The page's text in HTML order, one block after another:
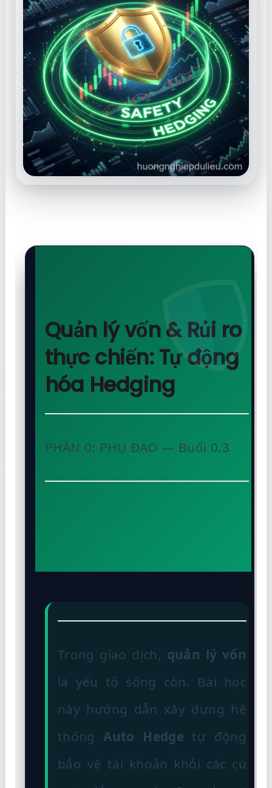
Quản lý vốn & Rủi ro
thực chiến: Tự động
hóa Hedging
PHẦN 0: PHỤ ĐẠO — Buổi 0.3
Trong giao dịch, quản lý vốn
là yếu tố sống còn. Bài học
này hướng dẫn xây dựng hệ
thốngAuto Hedge tự động
bảo vệ tài khoản khỏi các cú